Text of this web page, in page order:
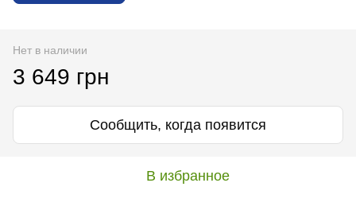
Нет в наличии
3 649 грн
Сообщить, когда появится
В избранное